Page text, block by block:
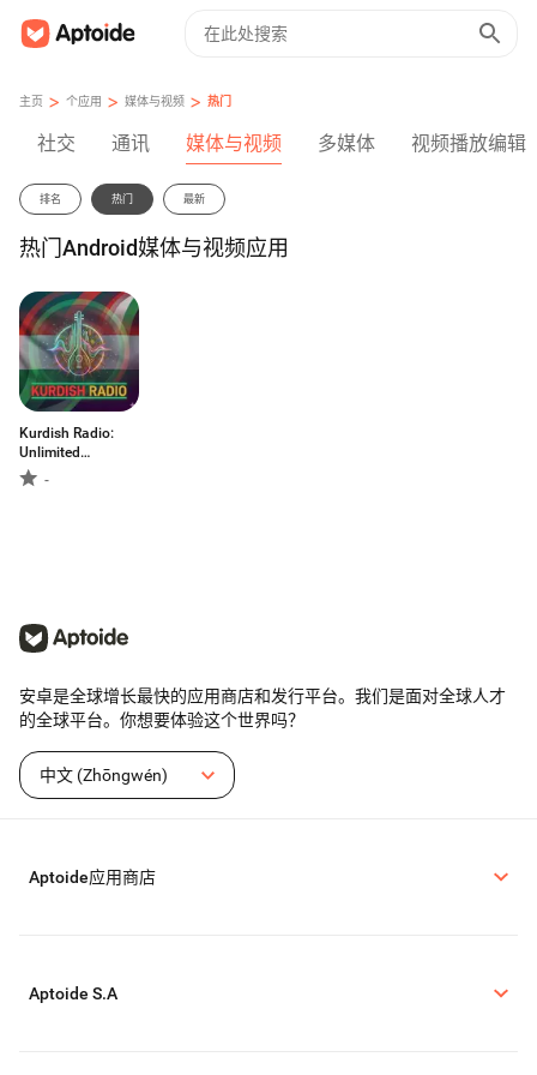
主页 > 个应用 > 媒体与视频 > 热门
社交 通讯 媒体与视频 多媒体 视频播放编辑
排名 热门 最新
热门Android媒体与视频应用
Kurdish Radio:
Unlimited
Kurdisch Music
and live radio
-
安卓是全球增长最快的应用商店和发行平台。我们是面对全球人才
的全球平台。你想要体验这个世界吗？
中文 (Zhōngwén)
Aptoide应用商店
Aptoide S.A